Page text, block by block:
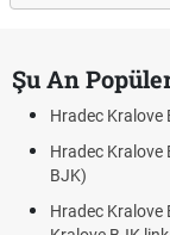
Şu An
Hradec Kralove
Hradec Kralove
BJK)
Hradec Kralove